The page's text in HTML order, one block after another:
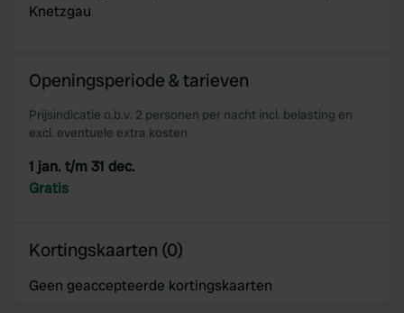
our social media, advertising and analytics partners who
of their services.
Knetzgau
Openingsperiode & tarieven
Prijsindicatie o.b.v. 2 personen per nacht incl. belasting en
excl. eventuele extra kosten
1 jan. t/m 31 dec.
Gratis
Kortingskaarten (0)
Geen geaccepteerde kortingskaarten